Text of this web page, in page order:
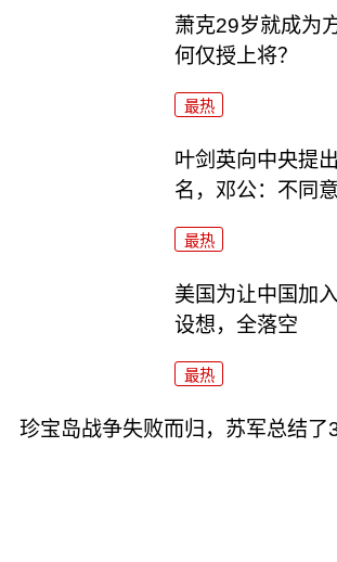
萧克29岁就成为
何仅授上将？
最热
叶剑英向中央提
名，邓公：不同意
最热
美国为让中国加
设想，全落空
最热
珍宝岛战争失败而归，苏军总结了